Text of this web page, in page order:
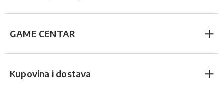
GAME CENTAR
Kupovina i dostava